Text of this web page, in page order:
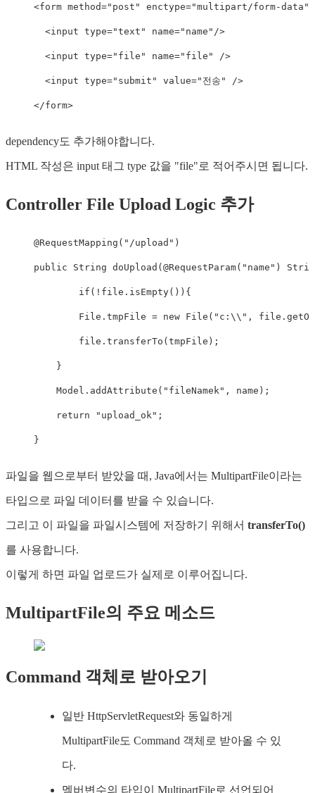
<form method=" post " enctype="multipart/form-data "
<input type="text " name=" name " />
<input type=" file " name=" file " />
<input type=" submit " value=" 전송 " />
</form>
dependency도 추가해야합니다.
HTML 작성은 input 태그 type 값을 "file"로 적어주시면 됩니다.
Controller File Upload Logic 추가
@RequestMapping ( "/upload" )
public String doUpload ( @RequestParam( "name" )
if ( ! file . isEmpty( ) ) {
File . tmpFile = new File ( "c:\\" , file .
        file
. transferTo ( tmpFile ) ;
}
Model . addAttribute ( "fileNamek" , name ) ;
return "upload_ok" ;
}
파일을 웹으로부터 받았을 때, Java에서는 MultipartFile이라는
타입으로 파일 데이터를 받을 수 있습니다.
그리고 이 파일을 파일시스템에 저장하기 위해서 transferTo()
를 사용합니다.
이렇게 하면 파일 업로드가 실제로 이루어집니다.
MultipartFile의 주요 메소드
Command 객체로 받아오기
일반 HttpServletRequest와 동일하게
MultipartFile도 Command 객체로 받아올 수 있
다.
멤버변수의 타입이 MultipartFile로 선언되어